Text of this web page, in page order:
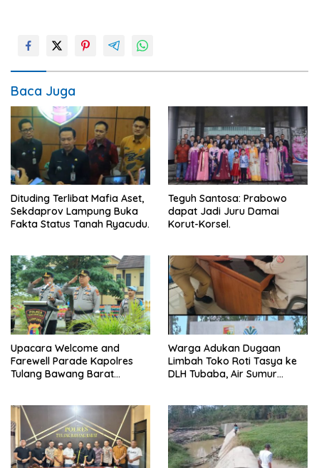
Baca Juga
Dituding Terlibat Mafia Aset,
Sekdaprov Lampung Buka
Fakta Status Tanah Ryacudu.
Teguh Santosa: Prabowo
dapat Jadi Juru Damai
Korut-Korsel.
Upacara Welcome and
Farewell Parade Kapolres
Tulang Bawang Barat
Warga Adukan Dugaan
Limbah Toko Roti Tasya ke
DLH Tubaba, Air Sumur